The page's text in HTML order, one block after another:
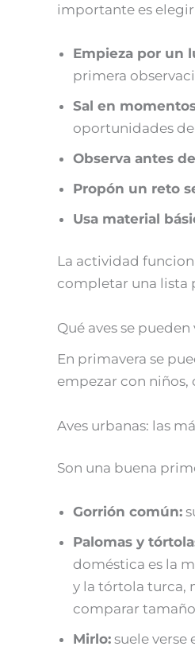
importante es
Empieza por un
primera
Sal en
oportunidades de
Observa antes
Propón un reto
Usa material
La actividad
completar una lista
Qué aves se
En primavera se
empezar con niños,
Aves urbanas: las
Son una buena
Gorrión común:
Palomas y
doméstica es la
y la tórtola turca,
comparar
Mirlo: suele